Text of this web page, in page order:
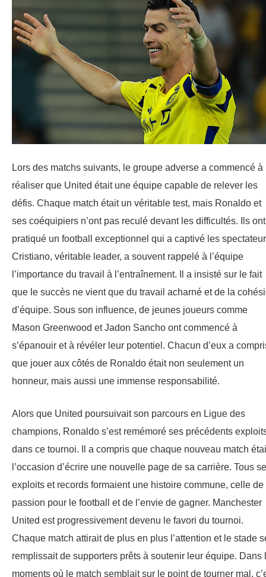
Lors des matchs suivants, le groupe adverse a commencé à
réaliser que United était une équipe capable de relever les
défis. Chaque match était un véritable test, mais Ronaldo et
ses coéquipiers n’ont pas reculé devant les difficultés. Ils ont
pratiqué un football exceptionnel qui a captivé les
Cristiano, véritable leader, a souvent rappelé à l’équipe
l’importance du travail à l’entraînement. Il a insisté sur le fait
que le succès ne vient que du travail acharné et de la
d’équipe. Sous son influence, de jeunes joueurs comme
Mason Greenwood et Jadon Sancho ont commencé à
s’épanouir et à révéler leur potentiel. Chacun d’eux a
que jouer aux côtés de Ronaldo était non seulement un
honneur, mais aussi une immense responsabilité.
Alors que United poursuivait son parcours en Ligue des
champions, Ronaldo s’est remémoré ses précédents
dans ce tournoi. Il a compris que chaque nouveau match
l’occasion d’écrire une nouvelle page de sa carrière. Tous
exploits et records formaient une histoire commune, celle de
passion pour le football et de l’envie de gagner. Manchester
United est progressivement devenu le favori du tournoi.
Chaque match attirait de plus en plus l’attention et le stade
remplissait de supporters prêts à soutenir leur équipe. Dans
moments où le match semblait sur le point de tourner mal,